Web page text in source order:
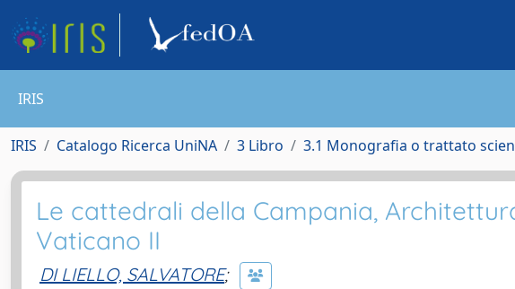
IRIS
IRIS Catalogo Ricerca UniNA 3 Libro 3.1 Monografia o trattato
Le cattedrali della Campania,
Vaticano II
DI LIELLO, SALVATORE;